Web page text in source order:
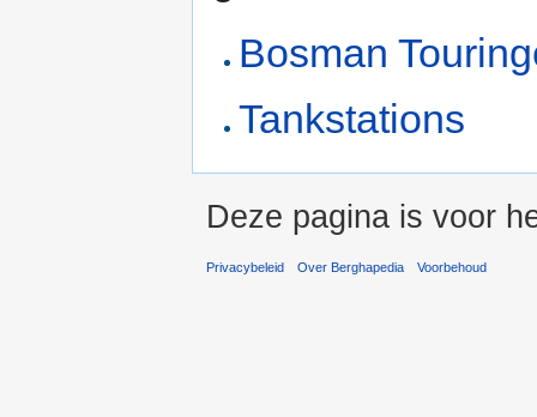
Bosman
Tankstations
Deze pagina is voor
Privacybeleid Over Berghapedia Voorbehoud